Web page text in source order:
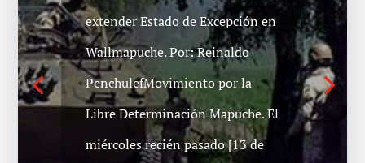
extender Estado de Excepción en
Wallmapuche. Por: Reinaldo
PenchulefMovimiento por la
Libre Determinación Mapuche. El
miércoles recién pasado [13 de